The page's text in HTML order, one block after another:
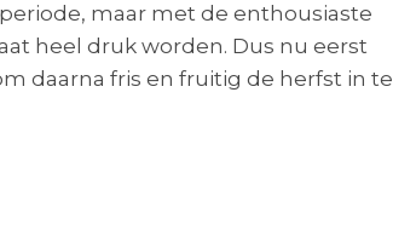
maar met de enthousiaste
heel druk worden. Dus nu eerst
daarna fris en fruitig de herfst in te